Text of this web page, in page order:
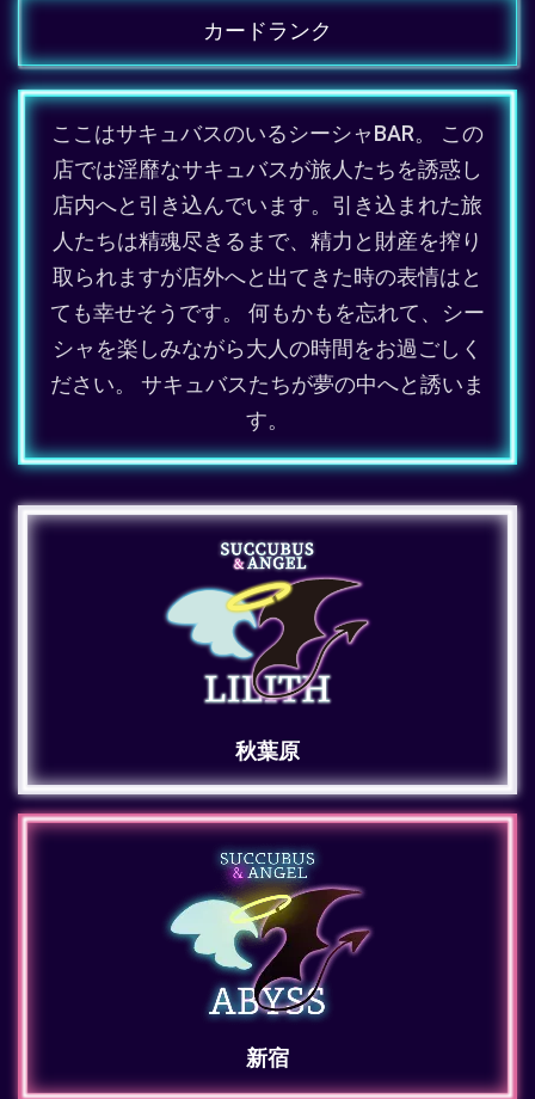
カードランク
ここはサキュバスのいるシーシャBAR。 この
店では淫靡なサキュバスが旅人たちを誘惑し
店内へと引き込んでいます。引き込まれた旅
人たちは精魂尽きるまで、精力と財産を搾り
取られますが店外へと出てきた時の表情はと
ても幸せそうです。 何もかもを忘れて、シー
シャを楽しみながら大人の時間をお過ごしく
ださい。 サキュバスたちが夢の中へと誘いま
す。
秋葉原
新宿